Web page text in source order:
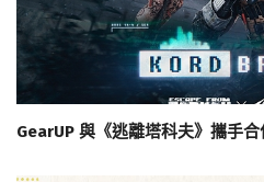
GearUP 與《逃離塔科夫》攜手